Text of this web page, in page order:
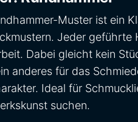
Muster ist ein
Jeder
Dabei gleicht kein
anderes für das
Ideal für
suchen.